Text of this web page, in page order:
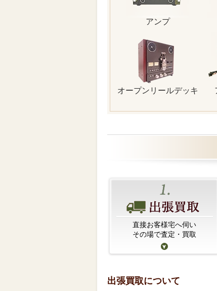
アンプ
オープンリールデッキ
直接お客様宅へ伺い
その場で査定・買取
出張買取について